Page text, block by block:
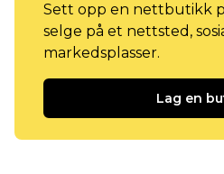
Sett opp en nettbutikk
selge på et nettsted,
markedsplasser.
Lag en